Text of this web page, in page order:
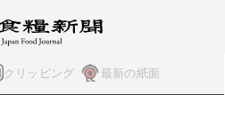
クリッピング 最新の紙面